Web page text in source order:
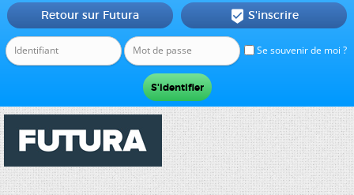
Se souvenir de moi ?
Retour sur Futura  S'inscrire